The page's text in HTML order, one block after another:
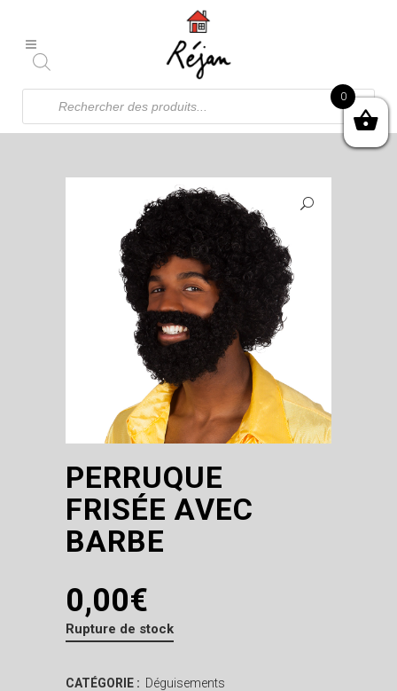
Recherche
produits
PERRUQUE
FRISÉE AVEC
BARBE
0,00€
Rupture de stock
CATÉGORIE : Déguisements
0